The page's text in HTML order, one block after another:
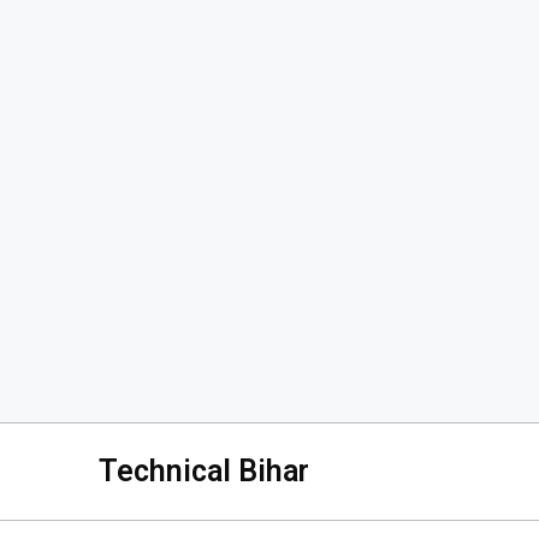
Technical Bihar